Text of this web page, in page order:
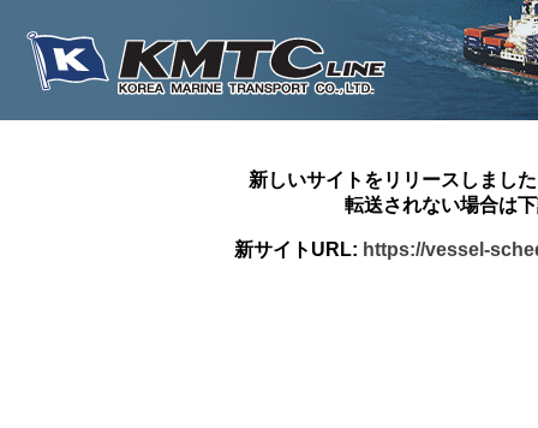
新しいサイトをリリースしまし
転送されない場合は
新サイトURL: https://vessel-